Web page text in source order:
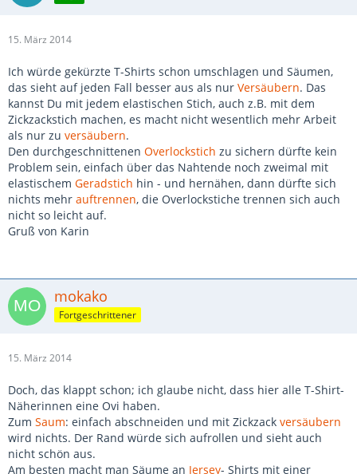
15. März 2014
Ich würde gekürzte T-Shirts schon umschlagen und Säumen,
das sieht auf jeden Fall besser aus als nur Versäubern. Das
kannst Du mit jedem elastischen Stich, auch z.B. mit dem
Zickzackstich machen, es macht nicht wesentlich mehr Arbeit
als nur zu versäubern.
Den durchgeschnittenen Overlockstich zu sichern dürfte kein
Problem sein, einfach über das Nahtende noch zweimal mit
elastischem Geradstich hin - und hernähen, dann dürfte sich
nichts mehr auftrennen, die Overlockstiche trennen sich auch
nicht so leicht auf.
Gruß von Karin
mokako
Fortgeschrittener
15. März 2014
Doch, das klappt schon; ich glaube nicht, dass hier alle T-Shirt-
Näherinnen eine Ovi haben.
Zum Saum: einfach abschneiden und mit Zickzack versäubern
wird nichts. Der Rand würde sich aufrollen und sieht auch
nicht schön aus.
Am besten macht man Säume an Jersey- Shirts mit einer